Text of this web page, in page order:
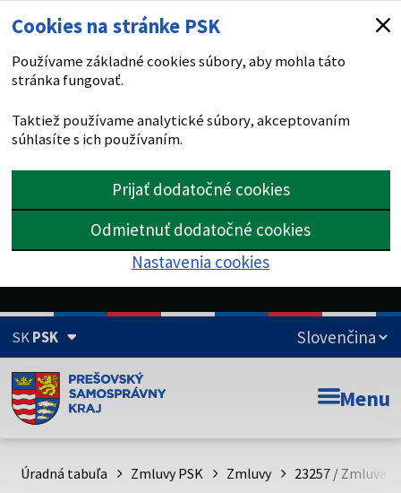
Cookies na stránke PSK
Používame základné cookies súbory, aby mohla táto
stránka fungovať.
Taktiež používame analytické súbory, akceptovaním
súhlasíte s ich používaním.
Prijať dodatočné cookies
Odmietnuť dodatočné cookies
Nastavenia cookies
SKPSK
Doména psk.sk je oficiálna
Toto je oficiálna webová stránka Prešovského
psk.sk.
Menu
Úradná tabuľa Zmluvy PSK Zmluvy 23257 / Zmluva